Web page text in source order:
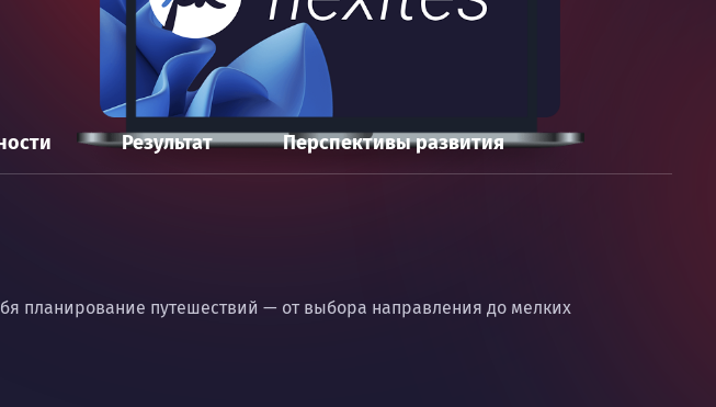
Результат Перспективы развития
планирование путешествий — от выбора направления до мелких